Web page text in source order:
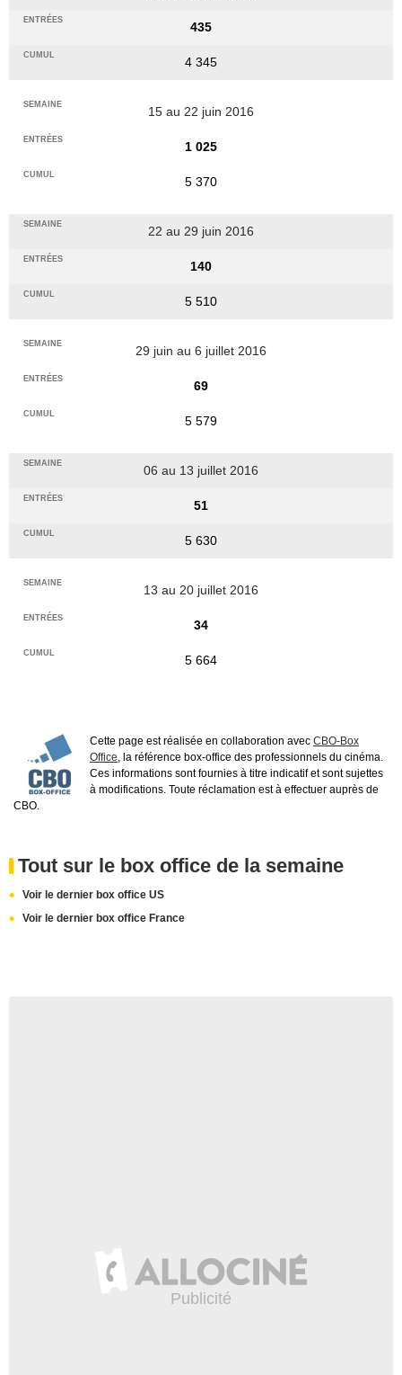
435
4 345
15 au 22 juin 2016
1 025
5 370
22 au 29 juin 2016
140
5 510
29 juin au 6 juillet 2016
69
5 579
06 au 13 juillet 2016
51
5 630
13 au 20 juillet 2016
34
5 664
Cette page est réalisée en collaboration avec CBO-Box
Office, la référence box-office des professionnels du cinéma.
Ces informations sont fournies à titre indicatif et sont sujettes
à modifications. Toute réclamation est à effectuer auprès de
CBO.
Tout sur le box office de la semaine
Voir le dernier box office US
Voir le dernier box office France